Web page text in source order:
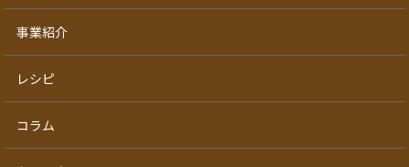
事業紹介
レシピ
コラム